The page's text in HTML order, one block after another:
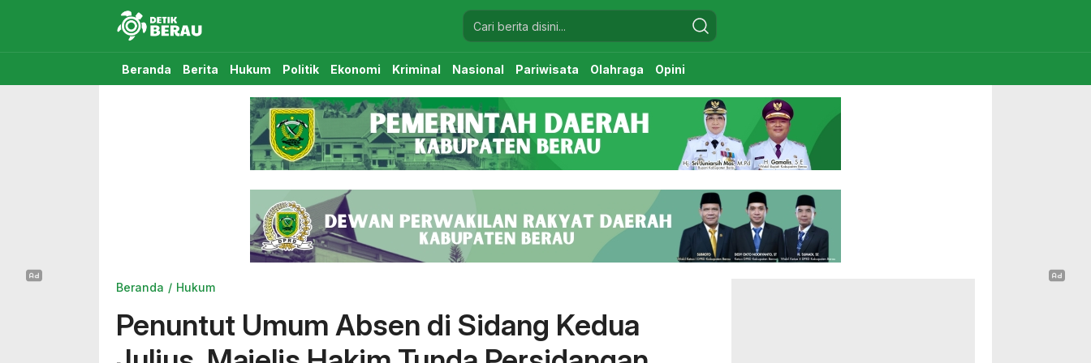
Detikberau.com
Media Diskusi Rakyat
Beranda Berita Hukum Politik Ekonomi Kriminal Nasional Pariwisata Olahraga Opini
Beranda Hukum
Penuntut Umum Absen di Sidang Kedua